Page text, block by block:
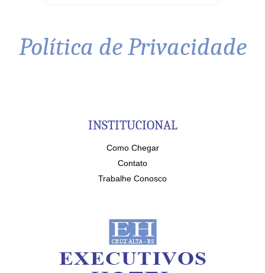
Política de Privacidade
INSTITUCIONAL
Como Chegar
Contato
Trabalhe Conosco